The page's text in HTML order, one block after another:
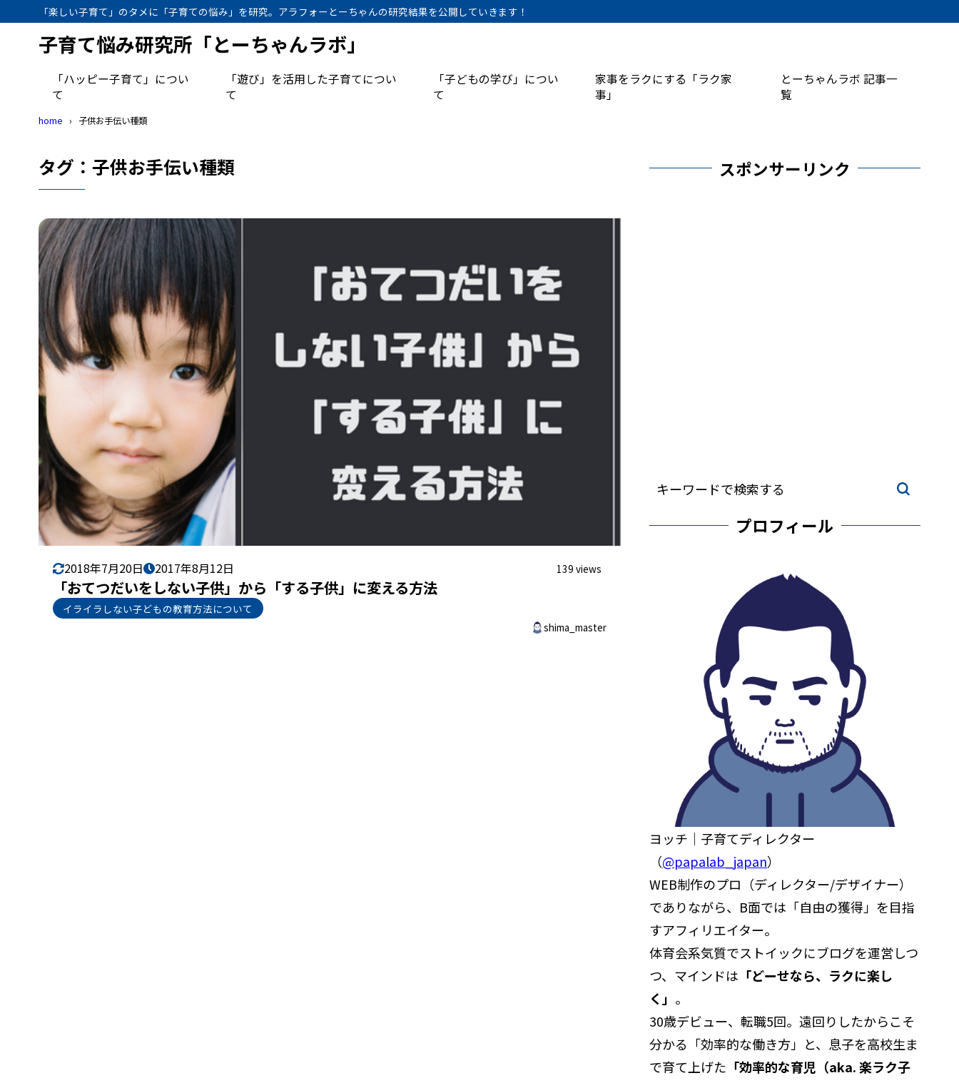
「楽しい子育て」のタメに「子育ての悩み」を研究。アラフォーとーちゃんの研究結果を公開していきます！
子育て悩み研究所「とーちゃんラボ」
「ハッピー子育て」につい
て
「遊び」を活用した子育てについ
て
「子どもの学び」につい
て
家事をラクにする「ラク家
事」
とーちゃんラボ 記事一
覧
home 子供お手伝い種類
タグ：子供お手伝い種類
2018年7月20日 2017年8月12日 139 views
「おてつだいをしない子供」から「する子供」に変える方法
イライラしない子どもの教育方法について
shima_master
スポンサーリンク
プロフィール
ヨッチ｜子育てディレクター
（@papalab_japan）
WEB制作のプロ（ディレクター/デザイナー）
でありながら、B面では「自由の獲得」を目指
すアフィリエイター。
体育会系気質でストイックにブログを運営しつ
つ、マインドは 「どーせなら、ラクに楽し
く」 。
30歳デビュー、転職5回。遠回りしたからこそ
分かる「効率的な働き方」と、息子を高校生ま
で育て上げた 「効率的な育児（aka. 楽ラク子